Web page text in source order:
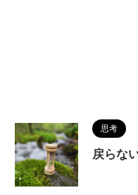
思考
戻らな